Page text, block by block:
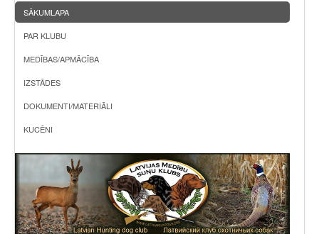
SĀKUMLAPA
PAR KLUBU
MEDĪBAS/APMĀCĪBA
IZSTĀDES
DOKUMENTI/MATERIĀLI
KUCĒNI